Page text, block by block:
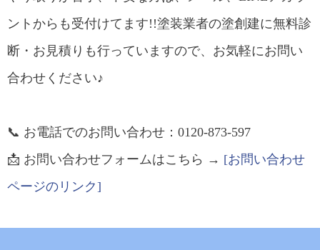
ントからも受付けてます!!塗装業者の塗創建に無料診
断・お見積りも行っていますので、お気軽にお問い
合わせください♪
📞 お電話でのお問い合わせ：0120-873-597
📩 お問い合わせフォームはこちら → [お問い合わせ
ページのリンク]